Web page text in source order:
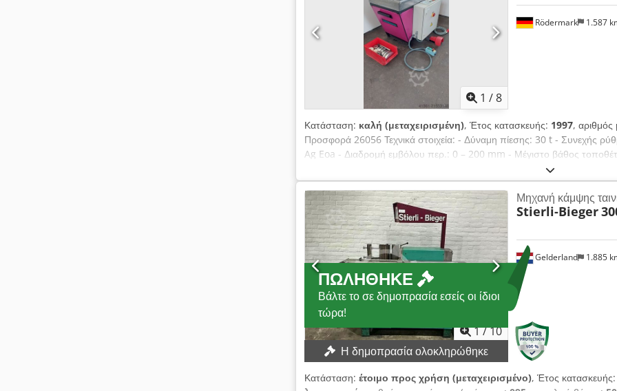
1 /8
Rödermark 1.587
Κατάσταση: καλή (μεταχειρισμένη), Έτος κατασκευής: 1997,
Προσφορά 26056 Τεχνικά στοιχεία: - Δύναμη πίεσης: 30 t - Συνεχής
Ag Eoa - Διαδρομή εμβόλου περ.: 0 – 200 mm - Μέγιστο βάθος
έως περ.: 150 mm - Ικανότητα κάμψης π.χ.: – Επίπεδος σίδηρος περ.
30 x 30 mm - Σύστημα τοποθέτησης: SIEMENS OP 5 – A2 -
x Υ 1100 x Β 700 mm - Βάρος περ.: 900 kg - Δοκός κάμψης - Διάφορα
ΠΩΛΉΘΗΚΕ
Βάλτε το σε δημοπρασία εσείς οι ίδιοι
τώρα!
1/10
Η δημοπρασία ολοκληρώθηκε
Gelderland 1.885
Μηχανή κάμψης
Stierli-Bieger
Κατάσταση: έτοιμο προς χρήση (μεταχειρισμένο), Έτος κατασκευής: